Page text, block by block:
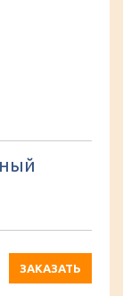
ЗАКАЗАТЬ